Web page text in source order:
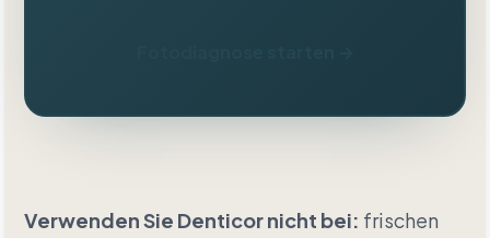
Verwenden Sie Denticor nicht bei: frischen